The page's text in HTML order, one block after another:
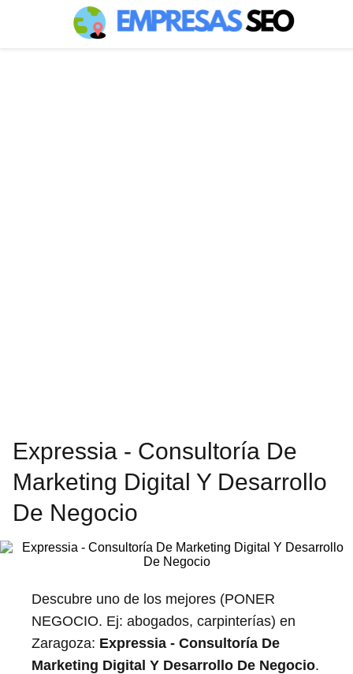
Expressia - Consultoría De
Marketing Digital Y Desarrollo
De Negocio
Descubre uno de los mejores (PONER
NEGOCIO. Ej: abogados, carpinterías) en
Zaragoza: Expressia - Consultoría De
Marketing Digital Y Desarrollo De Negocio.